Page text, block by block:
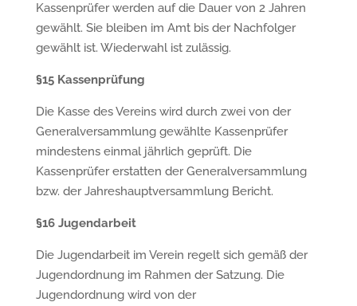
Kassenprüfer werden auf die Dauer von 2 Jahren
gewählt. Sie bleiben im Amt bis der Nachfolger
gewählt ist. Wiederwahl ist zulässig.
§15 Kassenprüfung
Die Kasse des Vereins wird durch zwei von der
Generalversammlung gewählte Kassenprüfer
mindestens einmal jährlich geprüft. Die
Kassenprüfer erstatten der Generalversammlung
bzw. der Jahreshauptversammlung Bericht.
§16 Jugendarbeit
Die Jugendarbeit im Verein regelt sich gemäß der
Jugendordnung im Rahmen der Satzung. Die
Jugendordnung wird von der